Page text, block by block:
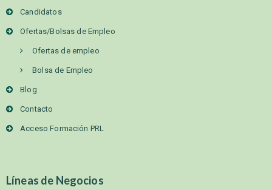
Candidatos
Ofertas/Bolsas de Empleo
Ofertas de empleo
Bolsa de Empleo
Blog
Contacto
Acceso Formación PRL
Líneas de Negocios